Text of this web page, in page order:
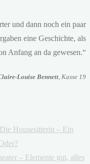
und dann noch ein paar
eine Geschichte, als
Anfang an da gewesen.“
Louise Bennett, Kasse 19
Housesitterin – Ein
– Elemente gut, alles